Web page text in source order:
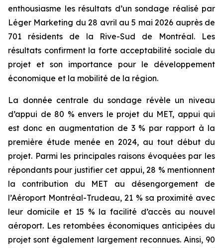
enthousiasme les résultats d’un sondage réalisé par
Léger Marketing du 28 avril au 5 mai 2026 auprès de
701 résidents de la Rive-Sud de Montréal. Les
résultats confirment la forte acceptabilité sociale du
projet et son importance pour le développement
économique et la mobilité de la région.
La donnée centrale du sondage révèle un niveau
d’appui de 80 % envers le projet du MET, appui qui
est donc en augmentation de 3 % par rapport à la
première étude menée en 2024, au tout début du
projet. Parmi les principales raisons évoquées par les
répondants pour justifier cet appui, 28 % mentionnent
la contribution du MET au désengorgement de
l’Aéroport Montréal-Trudeau, 21 % sa proximité avec
leur domicile et 15 % la facilité d’accès au nouvel
aéroport. Les retombées économiques anticipées du
projet sont également largement reconnues. Ainsi, 90